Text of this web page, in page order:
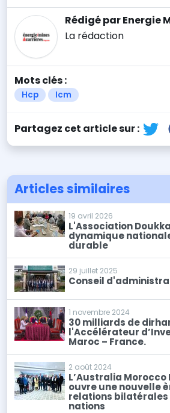
Rédigé par Energie
La rédaction
Mots clés :
Hcp Icm
Partagez cet article sur :
Articles similaires
19 avril 2026
L'Association
dynamique
durable
29 juillet 2025
Conseil
1 novembre 2024
30 milliards de
l'Accélérateur
Maroc – France.
2 août 2024
L’Australia
ouvre une nouvelle
relations bilatérales
nations